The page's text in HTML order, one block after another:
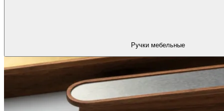
Ручки мебельные